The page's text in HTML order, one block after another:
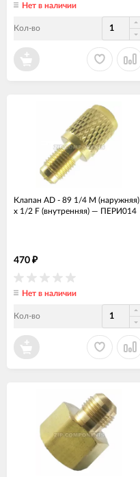
Нет в наличии
Кол-во
Клапан AD - 89 1/4 M (наружняя)
х 1/2 F (внутренняя) — ПЕРИ014
470 ₽
Нет в наличии
Кол-во